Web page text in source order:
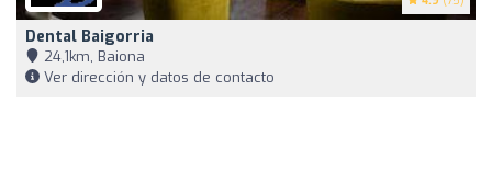
Dental Baigorria
24,1km, Baiona
Ver dirección y datos de contacto